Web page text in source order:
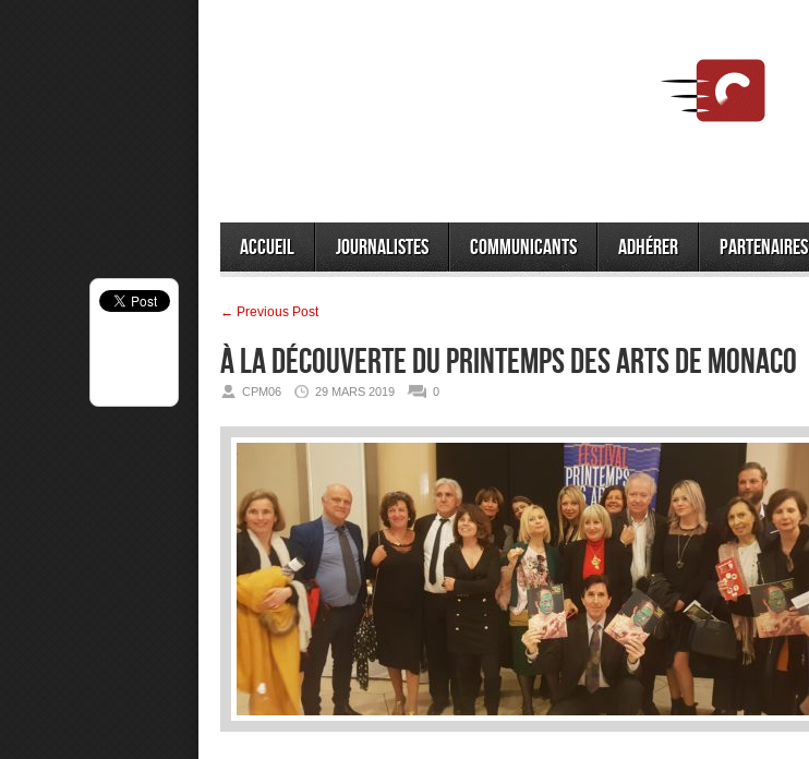
Accueil Journalistes Communicants Adhérer Partenaires
← Previous Post
À la découverte du Printemps des Arts de Monaco
CPM06 29 MARS 2019 0